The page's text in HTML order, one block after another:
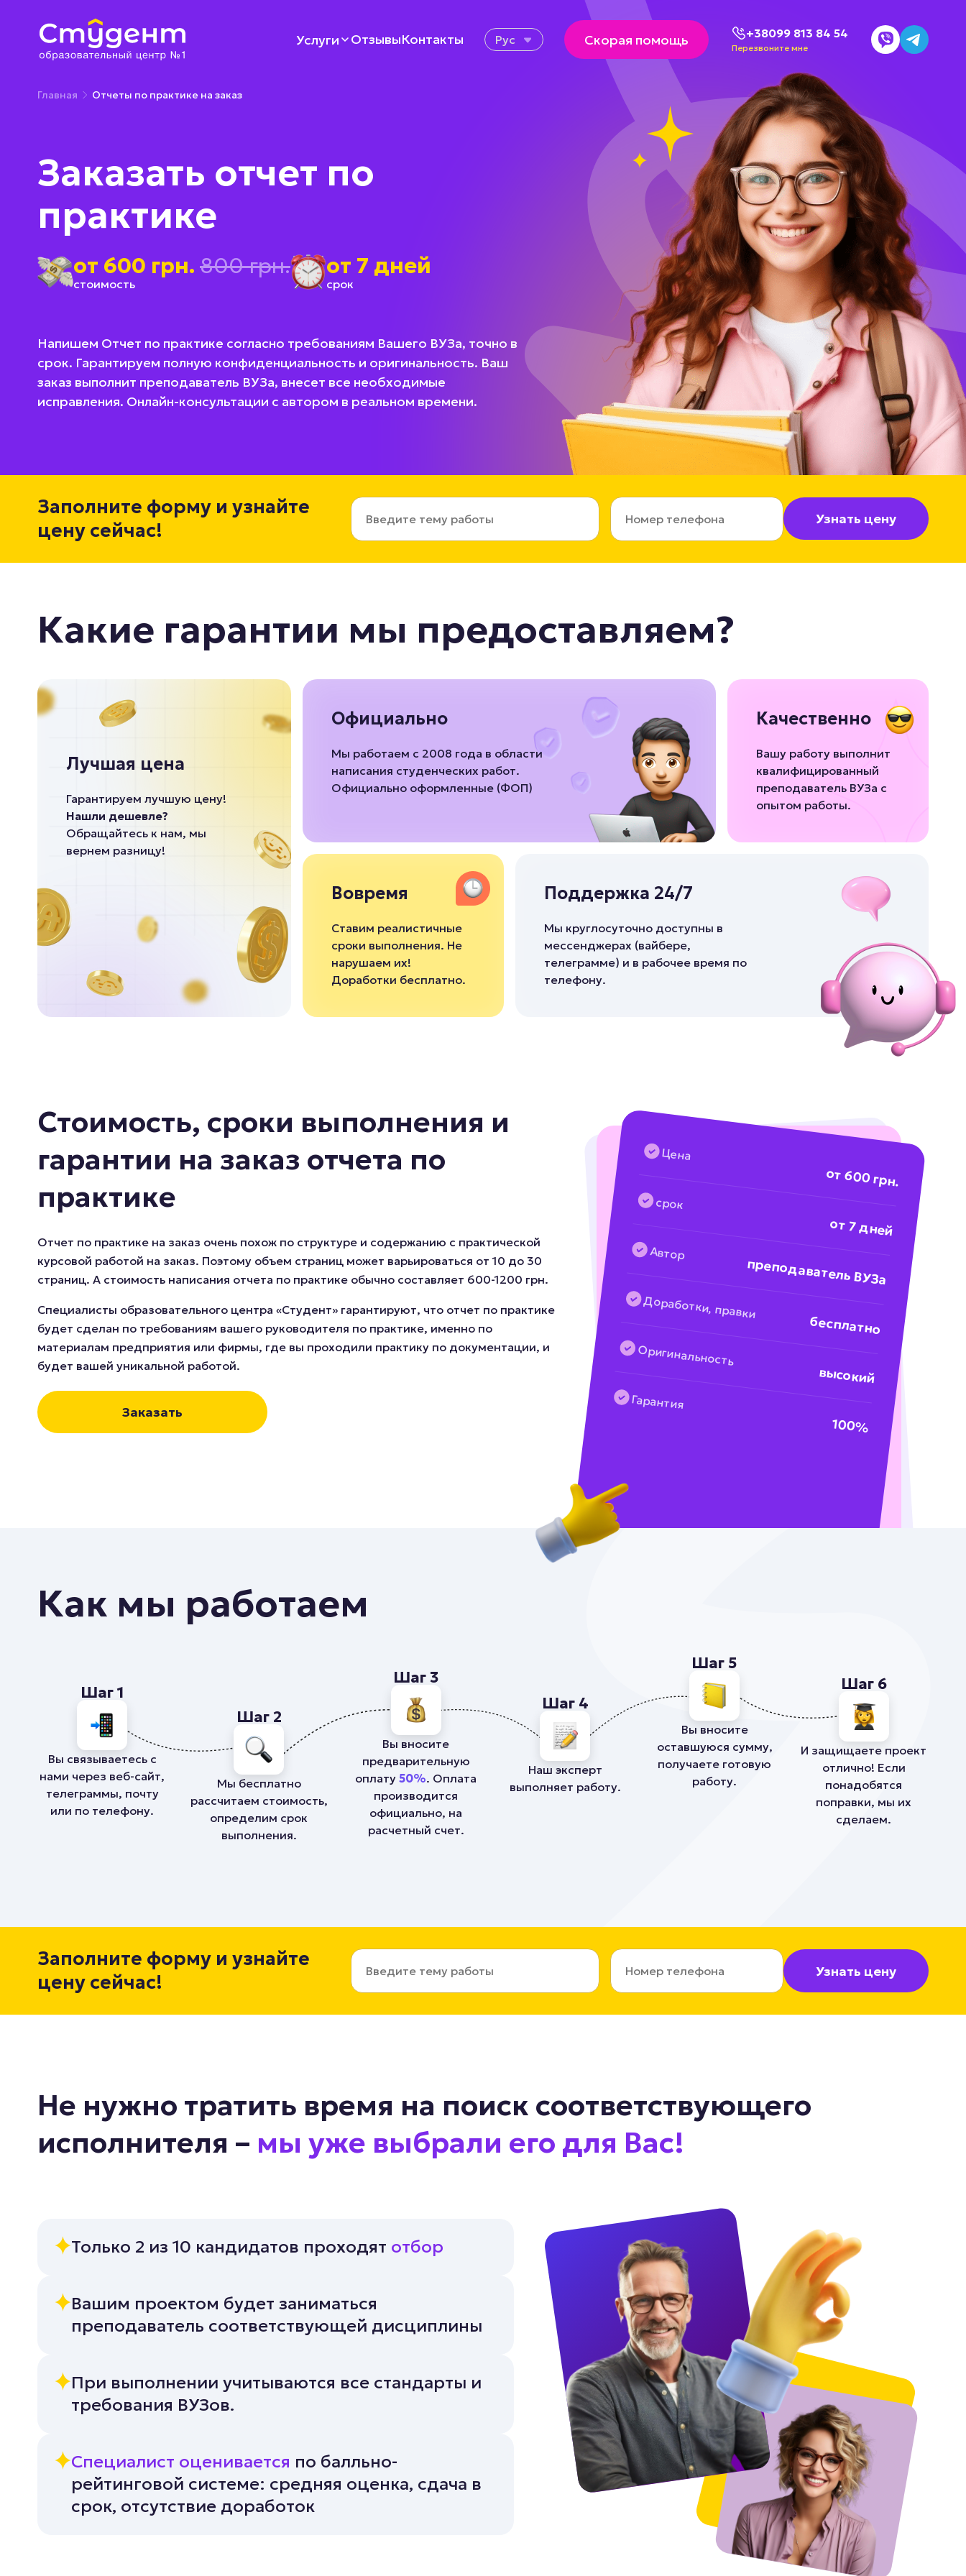
Услуги ОтзывыКонтакты Рус Скорая помощь +38099 813 84 54
Перезвоните мне
Главная Отчеты по практике на заказ
Заказать отчет по
практике
от 600 грн. 800 грн.
стоимость
от 7 дней
срок
Напишем Отчет по практике согласно требованиям Вашего ВУЗа, точно в
срок. Гарантируем полную конфиденциальность и оригинальность. Ваш
заказ выполнит преподаватель ВУЗа, внесет все необходимые
исправления. Онлайн-консультации с автором в реальном времени.
Заполните форму и узнайте
цену сейчас!
Узнать цену
Какие гарантии мы предоставляем?
Лучшая цена
Гарантируем лучшую цену!
Нашли дешевле?
Обращайтесь к нам, мы
вернем разницу!
Официально
Мы работаем с 2008 года в области
написания студенческих работ.
Официально оформленные (ФОП)
Качественно
Вашу работу выполнит
квалифицированный
преподаватель ВУЗа с
опытом работы.
Вовремя
Ставим реалистичные
сроки выполнения. Не
нарушаем их!
Доработки бесплатно.
Поддержка 24/7
Мы круглосуточно доступны в
мессенджерах (вайбере,
телеграмме) и в рабочее время по
телефону.
Стоимость, сроки выполнения и
гарантии на заказ отчета по
практике
Отчет по практике на заказ очень похож по структуре и содержанию с практической
курсовой работой на заказ. Поэтому объем страниц может варьироваться от 10 до 30
страниц. А стоимость написания отчета по практике обычно составляет 600-1200 грн.
Специалисты образовательного центра «Студент» гарантируют, что отчет по практике
будет сделан по требованиям вашего руководителя по практике, именно по
материалам предприятия или фирмы, где вы проходили практику по документации, и
будет вашей уникальной работой.
Заказать
Цена
от 600 грн.
срок
от 7 дней
Автор
преподаватель ВУЗа
Доработки, правки
бесплатно
Оригинальность
высокий
Гарантия
100%
Как мы работаем
Шаг 1
Вы связываетесь с
нами через веб-сайт,
телеграммы, почту
или по телефону.
Шаг 2
Мы бесплатно
рассчитаем стоимость,
определим срок
выполнения.
Шаг 3
Вы вносите
предварительную
оплату50%. Оплата
производится
официально, на
расчетный счет.
Шаг 4
Наш эксперт
выполняет работу.
Шаг 5
Вы вносите
оставшуюся сумму,
получаете готовую
работу.
Шаг 6
И защищаете проект
отлично! Если
понадобятся
поправки, мы их
сделаем.
Заполните форму и узнайте
цену сейчас!
Узнать цену
Не нужно тратить время на поиск соответствующего
исполнителя – мы уже выбрали его для Вас!
Только 2 из 10 кандидатов проходят отбор
Вашим проектом будет заниматься
преподаватель соответствующей дисциплины
При выполнении учитываются все стандарты и
требования ВУЗов.
Специалист оценивается по балльно-
рейтинговой системе: средняя оценка, сдача в
срок, отсутствие доработок